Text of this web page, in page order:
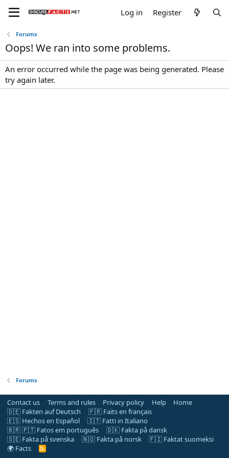
Log in Register
Forums
Oops! We ran into some problems.
An error occurred while the page was being generated. Please
try again later.
Forums
Contact us Terms and rules Privacy policy Help
Home
🇩🇪 Fakten auf Deutsch
🇫🇷 Faits en français
🇪🇸 Hechos en Español
🇮🇹 Fatti in Italiano
🇧🇷 🇵🇹 Fatos em português
🇩🇰 Fakta på dansk
🇸🇪 Fakta på svenska
🇳🇴 Fakta på norsk
🇫🇮 Faktat suomeksi
🌍 Facts
R